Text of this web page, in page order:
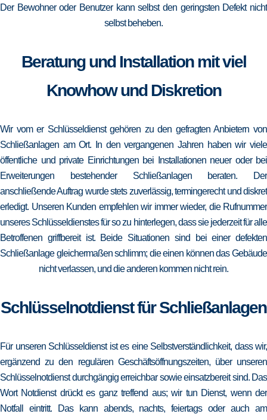
Der Bewohner oder Benutzer kann selbst den geringsten Defekt nicht
selbst beheben.
Beratung und Installation mit viel
Knowhow und Diskretion
Wir vom er Schlüsseldienst gehören zu den gefragten Anbietern von
Schließanlagen am Ort. In den vergangenen Jahren haben wir viele
öffentliche und private Einrichtungen bei Installationen neuer oder bei
Erweiterungen bestehender Schließanlagen beraten. Der
anschließende Auftrag wurde stets zuverlässig, termingerecht und diskret
erledigt. Unseren Kunden empfehlen wir immer wieder, die Rufnummer
unseres Schlüsseldienstes für so zu hinterlegen, dass sie jederzeit für alle
Betroffenen griffbereit ist. Beide Situationen sind bei einer defekten
Schließanlage gleichermaßen schlimm; die einen können das Gebäude
nicht verlassen, und die anderen kommen nicht rein.
Schlüsselnotdienst für Schließanlagen
Für unseren Schlüsseldienst ist es eine Selbstverständlichkeit, dass wir,
ergänzend zu den regulären Geschäftsöffnungszeiten, über unseren
Schlüsselnotdienst durchgängig erreichbar sowie einsatzbereit sind. Das
Wort Notdienst drückt es ganz treffend aus; wir tun Dienst, wenn der
Notfall eintritt. Das kann abends, nachts, feiertags oder auch am